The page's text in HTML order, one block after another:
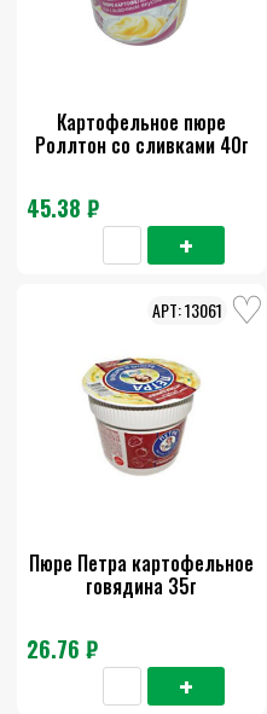
Картофельное пюре
Роллтон со сливками 40г
45.38 ₽
Пюре Петра картофельное
говядина 35г
26.76 ₽
13061